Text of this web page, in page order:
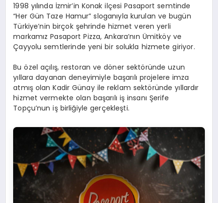
1998 yılında İzmir’in Konak ilçesi Pasaport semtinde
“Her Gün Taze Hamur” sloganıyla kurulan ve bugün
Türkiye’nin birçok şehrinde hizmet veren yerli
markamız Pasaport Pizza, Ankara’nın Ümitköy ve
Çayyolu semtlerinde yeni bir solukla hizmete giriyor.
Bu özel açılış, restoran ve döner sektöründe uzun
yıllara dayanan deneyimiyle başarılı projelere imza
atmış olan Kadir Günay ile reklam sektöründe yıllardır
hizmet vermekte olan başarılı iş insanı Şerife
Topçu’nun iş birliğiyle gerçekleşti.